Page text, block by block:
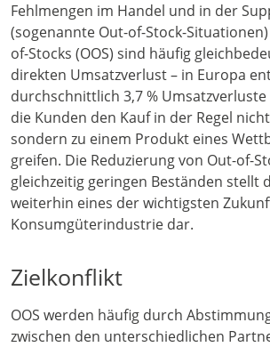
Fehlmengen im Handel und in der
(sogenannte Out-of-Stock-
of-Stocks (OOS) sind häufig
direkten Umsatzverlust – in Europa
durchschnittlich 3,7 % Umsatzverluste
die Kunden den Kauf in der Regel
sondern zu einem Produkt eines
greifen. Die Reduzierung von Out-of-
gleichzeitig geringen Beständen stellt
weiterhin eines der wichtigsten
Konsumgüterindustrie dar.
Zielkonflikt
OOS werden häufig durch
zwischen den unterschiedlichen